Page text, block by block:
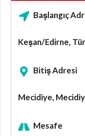
Başlangıç
Keşan/Edirne,
Bitiş Adresi
Mecidiye,
Mesafe